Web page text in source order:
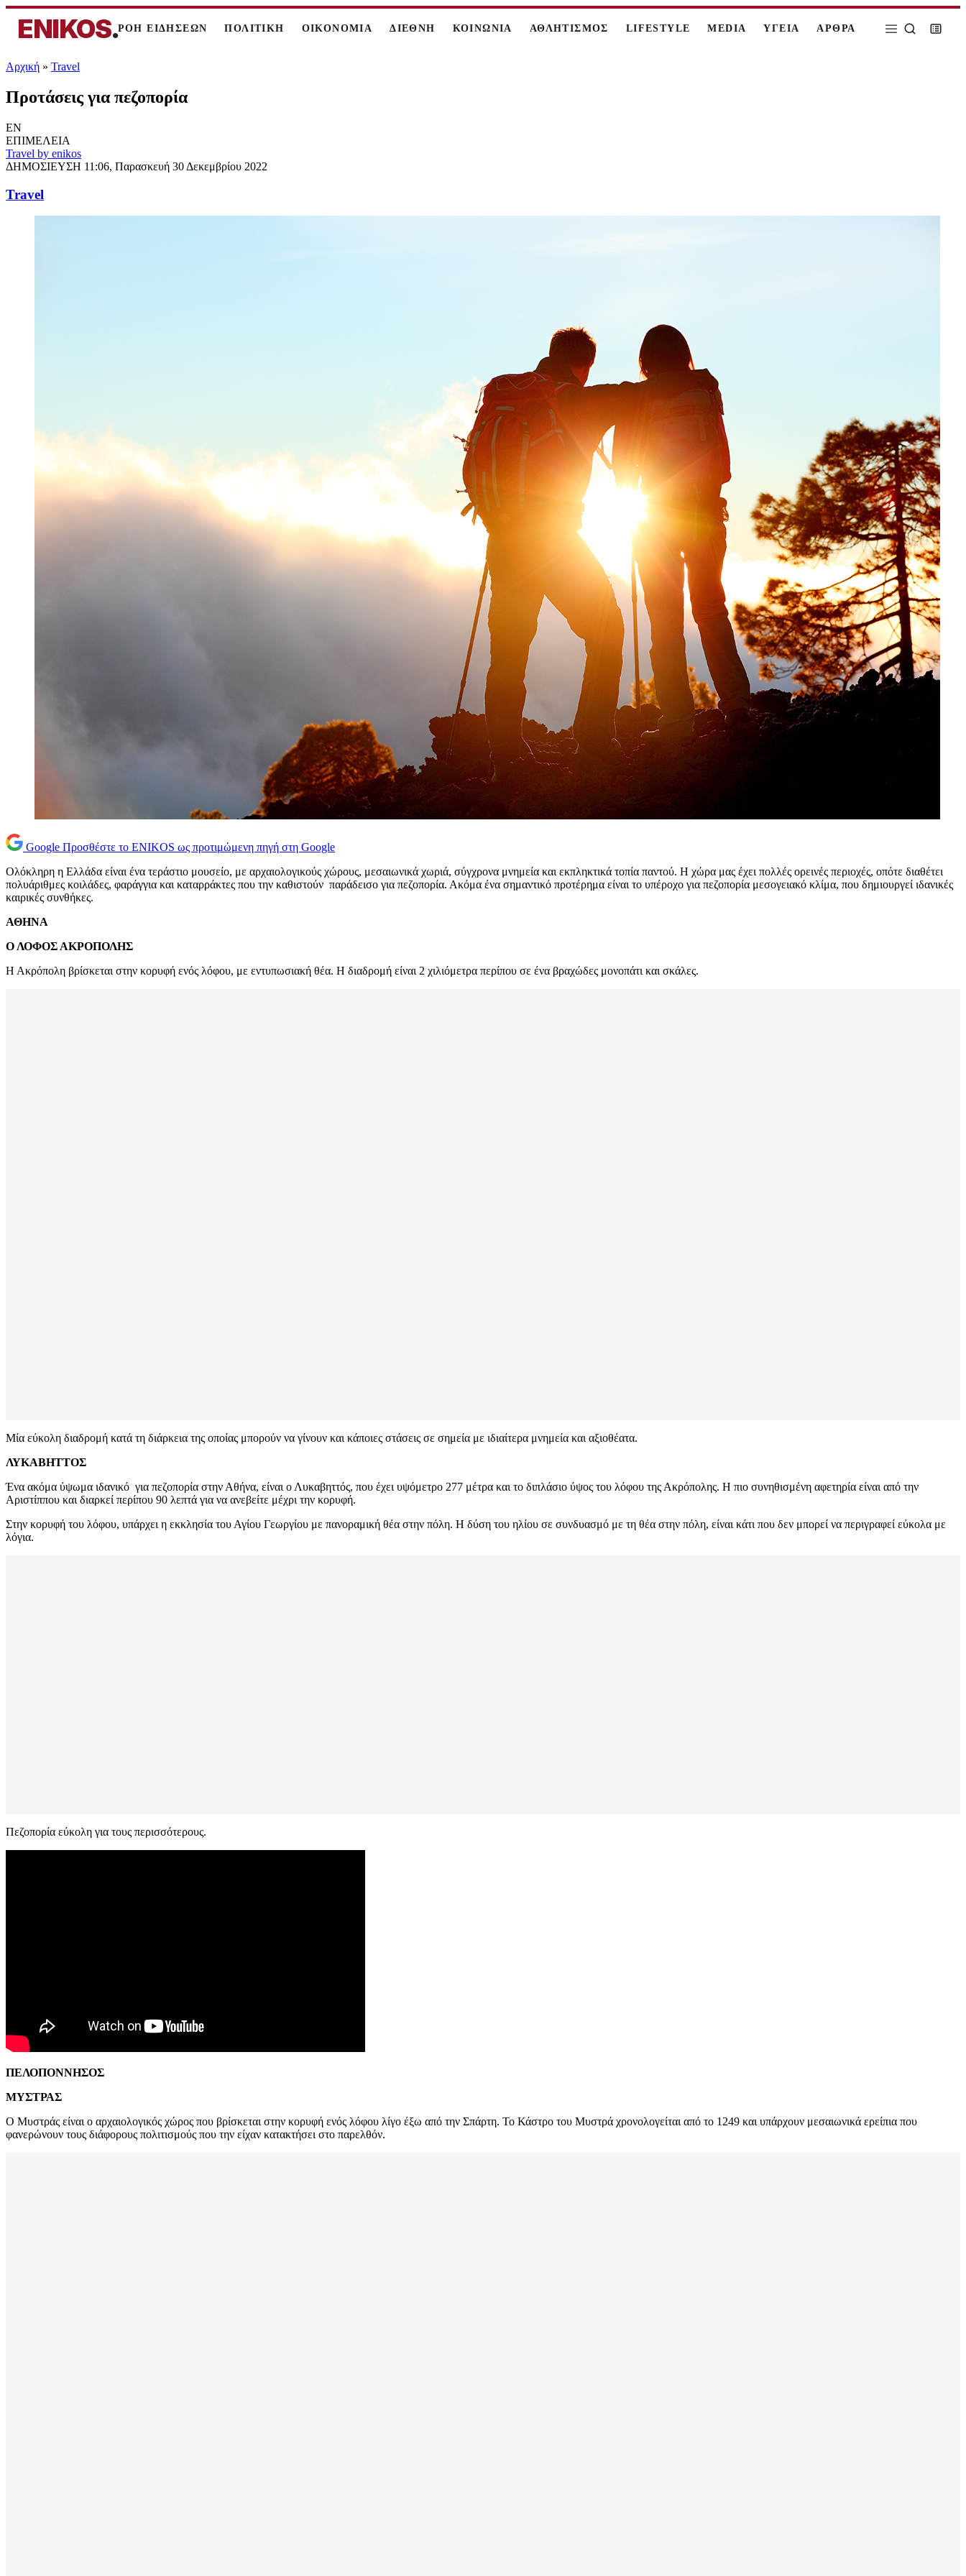
ENIKOS.ΡΟΗ ΕΙΔΗΣΕΩΝ ΠΟΛΙΤΙΚΗ ΟΙΚΟΝΟΜΙΑ ΔΙΕΘΝΗ ΚΟΙΝΩΝΙΑ ΑΘΛΗΤΙΣΜΟΣ LIFESTYLE MEDIA ΥΓΕΙΑ ΑΡΘΡΑ
Αρχική » Travel
Προτάσεις για πεζοπορία
EN
ΕΠΙΜΕΛΕΙΑ
Travel by enikos
ΔΗΜΟΣΙΕΥΣΗ 11:06, Παρασκευή 30 Δεκεμβρίου 2022
Travel
Google Προσθέστε το ENIKOS ως προτιμώμενη πηγή στη Google
Ολόκληρη η Ελλάδα είναι ένα τεράστιο μουσείο, με αρχαιολογικούς χώρους, μεσαιωνικά χωριά, σύγχρονα μνημεία και εκπληκτικά τοπία παντού. Η χώρα μας έχει πολλές ορεινές περιοχές, οπότε διαθέτει
πολυάριθμες κοιλάδες, φαράγγια και καταρράκτες που την καθιστούν παράδεισο για πεζοπορία. Ακόμα ένα σημαντικό προτέρημα είναι το υπέροχο για πεζοπορία μεσογειακό κλίμα, που δημιουργεί ιδανικές
καιρικές συνθήκες.
ΑΘΗΝΑ
Ο ΛΟΦΟΣ ΑΚΡΟΠΟΛΗΣ
Η Ακρόπολη βρίσκεται στην κορυφή ενός λόφου, με εντυπωσιακή θέα. Η διαδρομή είναι 2 χιλιόμετρα περίπου σε ένα βραχώδες μονοπάτι και σκάλες.
Μία εύκολη διαδρομή κατά τη διάρκεια της οποίας μπορούν να γίνουν και κάποιες στάσεις σε σημεία με ιδιαίτερα μνημεία και αξιοθέατα.
ΛΥΚΑΒΗΤΤΟΣ
Ένα ακόμα ύψωμα ιδανικό για πεζοπορία στην Αθήνα, είναι ο Λυκαβηττός, που έχει υψόμετρο 277 μέτρα και το διπλάσιο ύψος του λόφου της Ακρόπολης. Η πιο συνηθισμένη αφετηρία είναι από την
Αριστίππου και διαρκεί περίπου 90 λεπτά για να ανεβείτε μέχρι την κορυφή.
Στην κορυφή του λόφου, υπάρχει η εκκλησία του Αγίου Γεωργίου με πανοραμική θέα στην πόλη. Η δύση του ηλίου σε συνδυασμό με τη θέα στην πόλη, είναι κάτι που δεν μπορεί να περιγραφεί εύκολα με
λόγια.
Πεζοπορία εύκολη για τους περισσότερους.
ΠΕΛΟΠΟΝΝΗΣΟΣ
ΜΥΣΤΡΑΣ
Ο Μυστράς είναι ο αρχαιολογικός χώρος που βρίσκεται στην κορυφή ενός λόφου λίγο έξω από την Σπάρτη. Το Κάστρο του Μυστρά χρονολογείται από το 1249 και υπάρχουν μεσαιωνικά ερείπια που
φανερώνουν τους διάφορους πολιτισμούς που την είχαν κατακτήσει στο παρελθόν.